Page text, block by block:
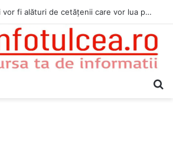
Jandarmii tulceni vor fi alături de cetățenii care vor lua parte la Festivalul Folk Țestos